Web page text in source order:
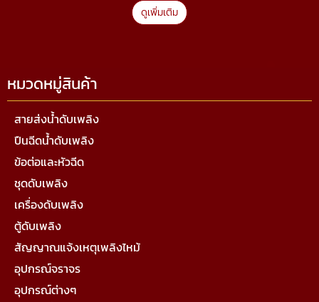
ดูเพิ่มเติม
หมวดหมู่สินค้า
สายส่งน้ำดับเพลิง
ปืนฉีดน้ำดับเพลิง
ข้อต่อและหัวฉีด
ชุดดับเพลิง
เครื่องดับเพลิง
ตู้ดับเพลิง
สัญญาณแจ้งเหตุเพลิงไหม้
อุปกรณ์จราจร
อุปกรณ์ต่างๆ